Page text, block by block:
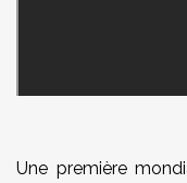
Une première